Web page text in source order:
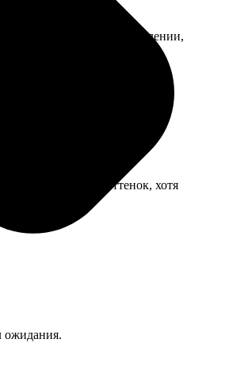
было указано при оформлении,
розоватый оттенок, хотя
ожидания.